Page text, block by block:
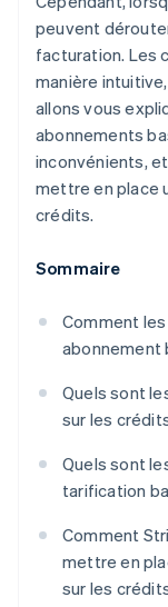
peuvent
facturation. Les
manière
allons vous
abonnements
inconvénients,
mettre en place
crédits.
Sommaire
Comment
abonnement
Quels sont
sur les
Quels sont
tarification
Comment
mettre en
sur les